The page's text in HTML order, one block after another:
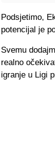
Podsjetimo,
potencijal je
Svemu
realno
igranje u Ligi